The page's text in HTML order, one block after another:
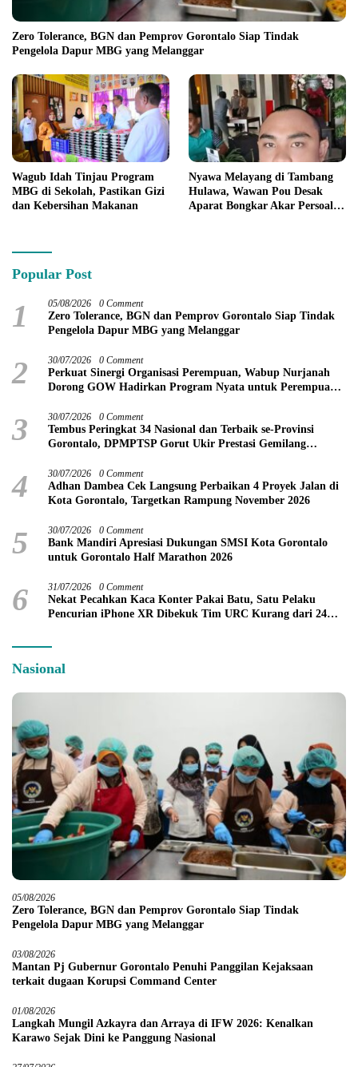
Zero Tolerance, BGN dan Pemprov Gorontalo Siap Tindak
Pengelola Dapur MBG yang Melanggar
Wagub Idah Tinjau Program
MBG di Sekolah, Pastikan Gizi
dan Kebersihan Makanan
Nyawa Melayang di Tambang
Hulawa, Wawan Pou Desak
Aparat Bongkar Akar Persoalan
Popular Post
1 05/08/2026 0 Comment
Zero Tolerance, BGN dan Pemprov Gorontalo Siap Tindak
Pengelola Dapur MBG yang Melanggar
2 30/07/2026 0 Comment
Perkuat Sinergi Organisasi Perempuan, Wabup Nurjanah
Dorong GOW Hadirkan Program Nyata untuk Perempuan
3 30/07/2026 0 Comment
Tembus Peringkat 34 Nasional dan Terbaik se-Provinsi
Gorontalo, DPMPTSP Gorut Ukir Prestasi Gemilang
4 30/07/2026 0 Comment
Adhan Dambea Cek Langsung Perbaikan 4 Proyek Jalan di
Kota Gorontalo, Targetkan Rampung November 2026
5 30/07/2026 0 Comment
Bank Mandiri Apresiasi Dukungan SMSI Kota Gorontalo
untuk Gorontalo Half Marathon 2026
6 31/07/2026 0 Comment
Nekat Pecahkan Kaca Konter Pakai Batu, Satu Pelaku
Pencurian iPhone XR Dibekuk Tim URC Kurang dari 24
Nasional
05/08/2026
Zero Tolerance, BGN dan Pemprov Gorontalo Siap Tindak
Pengelola Dapur MBG yang Melanggar
03/08/2026
Mantan Pj Gubernur Gorontalo Penuhi Panggilan Kejaksaan
terkait dugaan Korupsi Command Center
01/08/2026
Langkah Mungil Azkayra dan Arraya di IFW 2026: Kenalkan
Karawo Sejak Dini ke Panggung Nasional